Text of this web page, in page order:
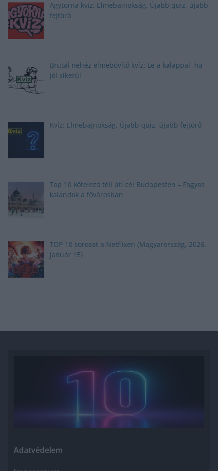
Agytorna kvíz: Elmebajnokság. Újabb quiz, újabb
fejtörő
Brutál nehéz elmebővítő kvíz: Le a kalappal, ha
jól sikerül
Kvíz: Elmebajnokság. Újabb quiz, újabb fejtörő
Top 10 kötelező téli úti cél Budapesten – Fagyos
kalandok a fővárosban
TOP 10 sorozat a Netflixen (Magyarország, 2026.
január 15)
Adatvédelem